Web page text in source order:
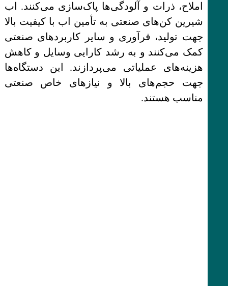
املاح، ذرات و آلودگی‌ها پاک‌سازی می‌کنند. اب
شیرین کن‌های صنعتی به تأمین اب با کیفیت بالا
جهت تولید، فرآوری و سایر کاربردهای صنعتی
کمک می‌کنند و به رشد کارایی وسایل و کاهش
هزینه‌های عملیاتی می‌پردازند. این دستگاه‌ها
جهت حجم‌های بالا و نیازهای خاص صنعتی
مناسب هستند.